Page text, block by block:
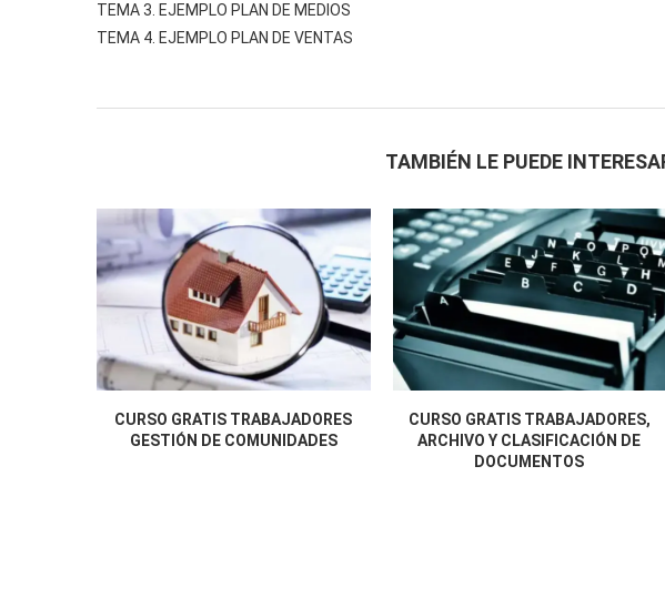
TEMA 3. EJEMPLO PLAN DE MEDIOS
TEMA 4. EJEMPLO PLAN DE VENTAS
TAMBIÉN LE PUEDE
CURSO GRATIS TRABAJADORES
GESTIÓN DE COMUNIDADES
CURSO GRATIS TRABAJADORES,
ARCHIVO Y CLASIFICACIÓN DE
DOCUMENTOS